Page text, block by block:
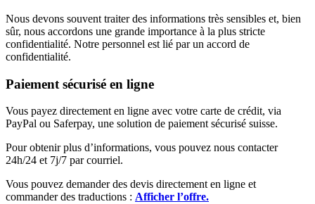
Nous devons souvent traiter des informations très sensibles et, bien
sûr, nous accordons une grande importance à la plus stricte
confidentialité. Notre personnel est lié par un accord de
confidentialité.
Paiement sécurisé en ligne
Vous payez directement en ligne avec votre carte de crédit, via
PayPal ou Saferpay, une solution de paiement sécurisé suisse.
Pour obtenir plus d’informations, vous pouvez nous contacter
24h/24 et 7j/7 par courriel.
Vous pouvez demander des devis directement en ligne et
commander des traductions : Afficher l’offre.